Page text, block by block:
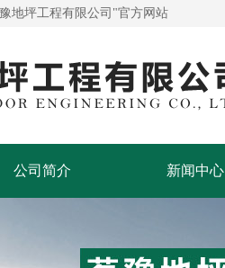
地坪工程有限公司"官方网站
公司简介 新闻中心